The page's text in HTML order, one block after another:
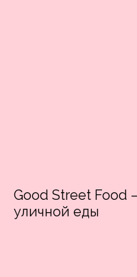
Good Street Food
уличной еды